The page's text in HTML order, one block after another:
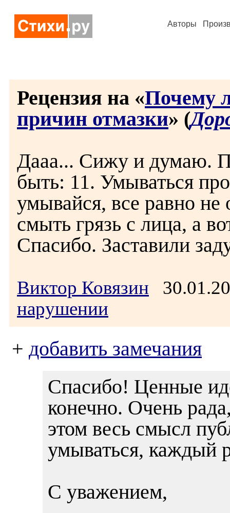
Авторы
Рецензия на «Почему
причин отмазки» (
Дааа... Сижу и думаю.
быть: 11. Умываться
умывайся, все равно
смыть грязь с лица, а
Спасибо. Заставили
Виктор Ковязин
нарушении
+ добавить замечания
Спасибо! Ценные
конечно. Очень
этом весь смысл
умываться, каждый
С уважением,